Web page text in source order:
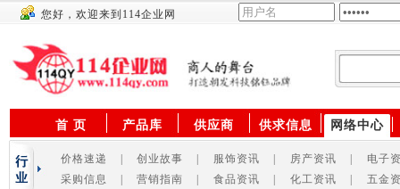
您好，欢迎来到114企业网
首 页 产品库 供应商 供求信息 网络中心
价格速递 创业故事 服饰资讯 房产资讯
电子
采购信息
营销指南 食品资讯 化工资讯 五金